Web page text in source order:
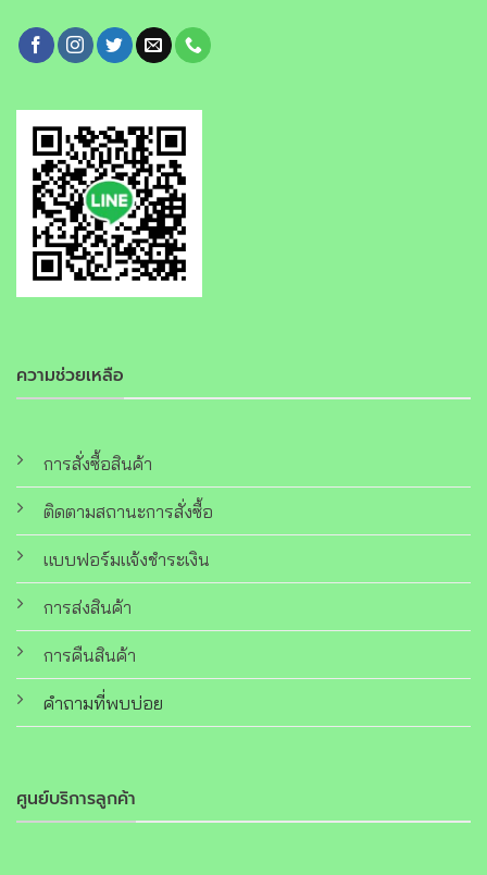
ความช่วยเหลือ
การสั่งซื้อสินค้า
ติดตามสถานะการสั่งซื้อ
แบบฟอร์มแจ้งชำระเงิน
การส่งสินค้า
การคืนสินค้า
คำถามที่พบบ่อย
ศูนย์บริการลูกค้า